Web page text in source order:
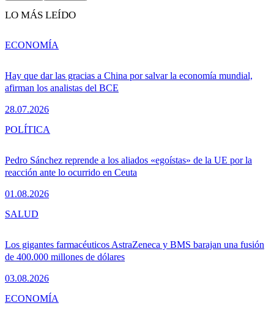
LO MÁS LEÍDO
Hay que dar las gracias a China por salvar la economía mundial,
afirman los analistas del BCE
28.07.2026
ECONOMÍA
Pedro Sánchez reprende a los aliados «egoístas» de la UE por la
reacción ante lo ocurrido en Ceuta
01.08.2026
POLÍTICA
Los gigantes farmacéuticos AstraZeneca y BMS barajan una fusión
de 400.000 millones de dólares
03.08.2026
SALUD
ECONOMÍA